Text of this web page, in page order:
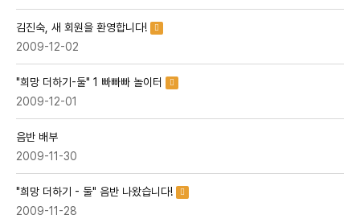
김진숙, 새 회원을 환영합니다!
2009-12-02
"희망 더하기-둘" 1 빠빠빠 놀이터
2009-12-01
음반 배부
2009-11-30
"희망 더하기 - 둘" 음반 나왔습니다!
2009-11-28